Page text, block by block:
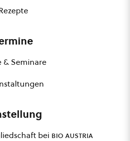
& Seminare
bei bio austria